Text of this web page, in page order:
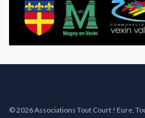
© 2026 Associations Tout Court ! Eure,